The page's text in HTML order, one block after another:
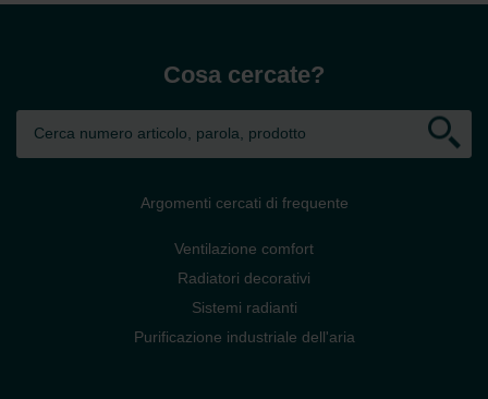
Cosa cercate?
Argomenti cercati di frequente
Ventilazione comfort
Radiatori decorativi
Sistemi radianti
Purificazione industriale dell'aria